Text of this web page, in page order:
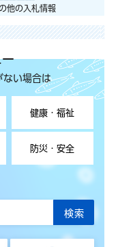
他の入札情報
ない場合は
健康・福祉
防災・安全